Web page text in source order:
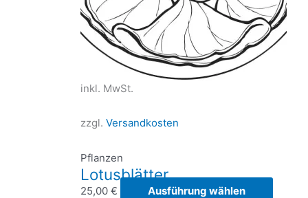
werden
inkl. MwSt.
zzgl. Versandkosten
Pflanzen
Lotusblätter
25,00 € Ausführung wählen